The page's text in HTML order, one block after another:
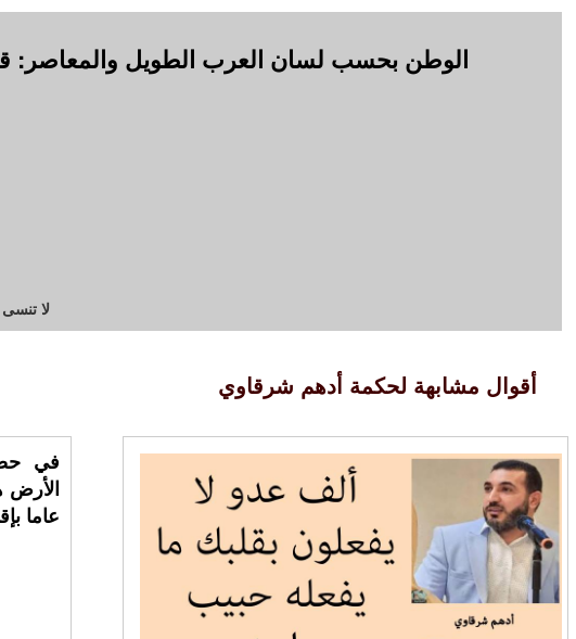
الوطن بحسب لسان العرب الطويل
لا
أقوال مشابهة لحكمة أدهم شرقاوي
في
الأرض
عاما